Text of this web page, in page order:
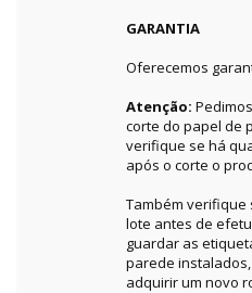
GARANTIA
Oferecemos
Atenção:
corte do papel de
verifique se há
após o corte o
Também verifique
lote antes de
guardar as
parede
adquirir um novo